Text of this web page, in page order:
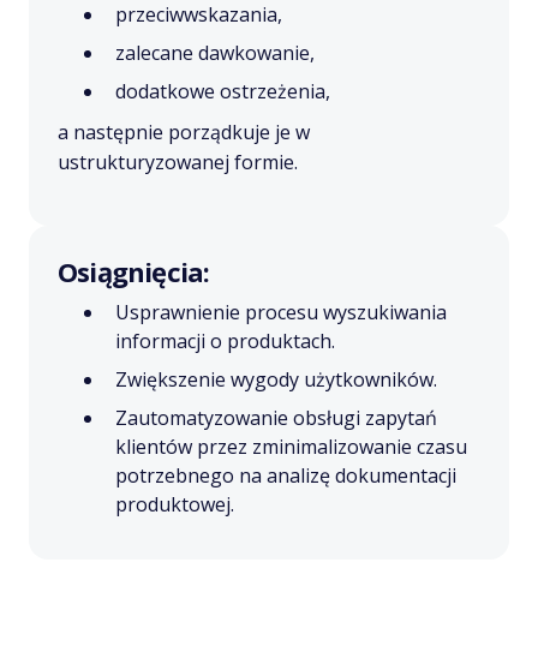
przeciwwskazania,
zalecane dawkowanie,
dodatkowe ostrzeżenia,
a następnie porządkuje je w
ustrukturyzowanej formie.
Osiągnięcia:
Usprawnienie procesu wyszukiwania
informacji o produktach.
Zwiększenie wygody użytkowników.
Zautomatyzowanie obsługi zapytań
klientów przez zminimalizowanie czasu
potrzebnego na analizę dokumentacji
produktowej.